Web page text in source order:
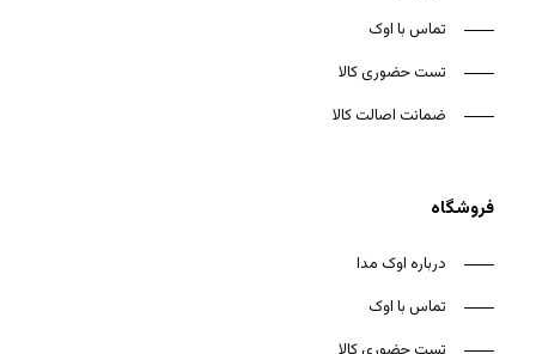
تماس با اوک
تست حضوری کالا
ضمانت اصالت کالا
فروشگاه
درباره اوک مدا
تماس با اوک